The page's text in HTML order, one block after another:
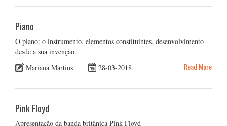
Piano
O piano: o instrumento, elementos constituintes, desenvolvimento
desde a sua invenção.
Mariana Martins
28-03-2018 Read More
Pink Floyd
Apresentação da banda britânica Pink Floyd